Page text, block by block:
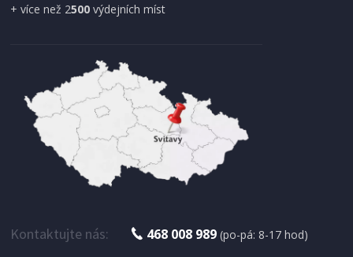
1 299 Kč Přidat do košíku
ODŠŤAVŇOVAČ
Severin ES 3566
+ více než 2500 výdejních míst
Kontaktujte nás: 468 008 989 (po-pá: 8-17 hod)